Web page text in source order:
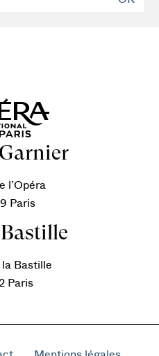
l’Opéra
Paris
la Bastille
Paris